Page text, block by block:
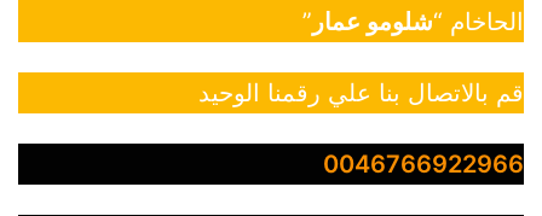
الحاخام “شلومو عمار ”
قم بالاتصال بنا علي رقمنا الوحيد
0046766922966